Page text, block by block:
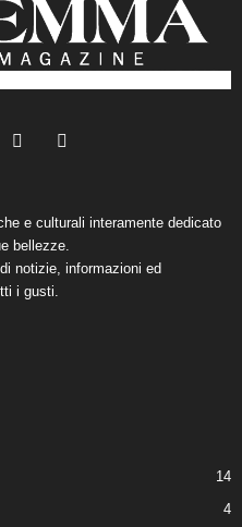
e culturali interamente dedicato
bellezze.
notizie, informazioni ed
i gusti.
14
4